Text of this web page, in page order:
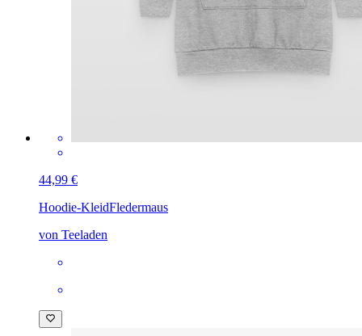
44,99 €
Hoodie-KleidFledermaus
von Teeladen